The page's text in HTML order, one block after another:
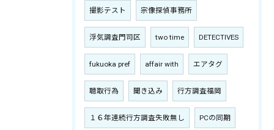
撮影テスト 宗像探偵事務所
浮気調査門司区 two time DETECTIVES
fukuoka pref affair with エアタグ
聴取行為 聞き込み 行方調査福岡
１６年連続行方調査失敗無し PCの同期